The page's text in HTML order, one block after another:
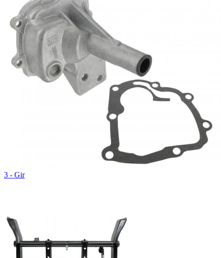
3 - Gir